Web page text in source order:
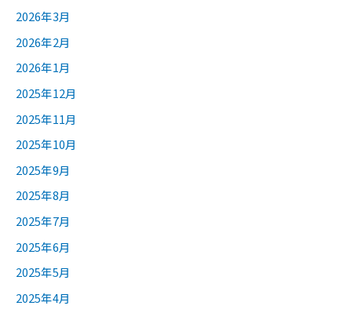
2026年3月
2026年2月
2026年1月
2025年12月
2025年11月
2025年10月
2025年9月
2025年8月
2025年7月
2025年6月
2025年5月
2025年4月